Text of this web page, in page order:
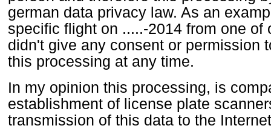
german data privacy law. As an
specific flight on .....-2014 from one of
didn't give any consent or permission
this processing at any time.
In my opinion this processing, is
establishment of license plate
transmission of this data to the